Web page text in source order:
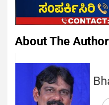
About The Author